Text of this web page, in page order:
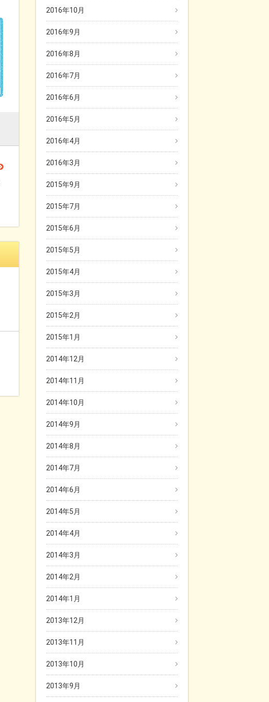
2016年10月
2016年9月
2016年8月
2016年7月
2016年6月
2016年5月
2016年4月
2016年3月
2015年9月
2015年7月
2015年6月
2015年5月
2015年4月
2015年3月
2015年2月
2015年1月
2014年12月
2014年11月
2014年10月
2014年9月
2014年8月
2014年7月
2014年6月
2014年5月
2014年4月
2014年3月
2014年2月
2014年1月
2013年12月
2013年11月
2013年10月
2013年9月